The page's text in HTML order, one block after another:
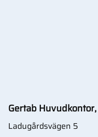
Gertab
Ladugårdsvägen 5